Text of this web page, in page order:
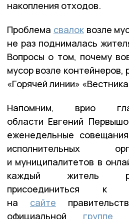
накопления отходов.
Проблема свалоквозле
не раз поднималась
Вопросы о том, почему
мусор возле контейнеров,
«Горячей линии»
Напомним, врио
области Евгений
еженедельные
исполнительных
и муниципалитетов в
каждый житель
присоединиться к
на сайте
официальной группе